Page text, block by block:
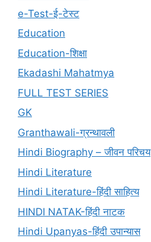
e-Test-ई-टेस्ट
Education
Education-शिक्षा
Ekadashi Mahatmya
FULL TEST SERIES
GK
Granthawali-ग्रन्थावली
Hindi Biography – जीवन परिचय
Hindi Literature
Hindi Literature-हिंदी साहित्य
HINDI NATAK-हिंदी नाटक
Hindi Upanyas-हिंदी उपान्यास